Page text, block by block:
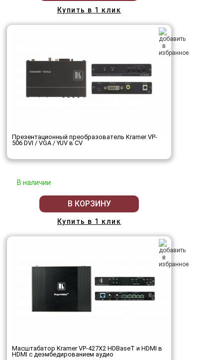
Купить в 1 клик
Презентационный преобразователь Kramer VP-
506 DVI / VGA / YUV в CV
В наличии
В КОРЗИНУ
Купить в 1 клик
Масштабатор Kramer VP-427X2 HDBaseT и HDMI в
HDMI с деэмбедированием аудио